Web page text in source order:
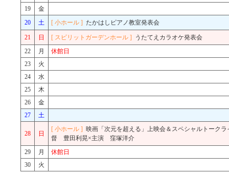
19
金
20
土 [ 小ホール ] たかはしピアノ教室発表会
21 日 [ スピリットガーデンホール ]
うたてえカラオケ発表会
22
月
休館日
23
火
24
水
25
木
26
金
27
土
28 日
[ 小ホール ] 映画「次元を超える」上映会＆スペシャルトーク
督 豊田利晃×主演 窪塚洋介
29
月
休館日
30
火